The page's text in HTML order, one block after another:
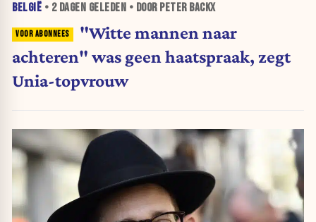
BELGIË • 2 DAGEN GELEDEN • DOOR PETER BACKX
"Witte mannen naar
achteren" was geen haatspraak, zegt
Unia-topvrouw